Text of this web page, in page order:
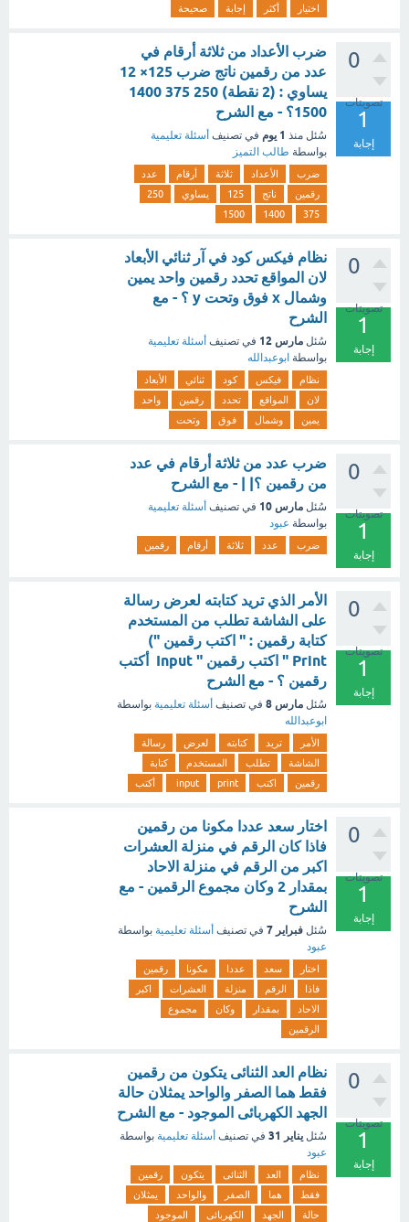
اختيار
أكثر إجابة صحيحة
0
تصويتات
1
إجابة
ضرب الأعداد من ثلاثة أرقام في
عدد من رقمين ناتج ضرب 125× 12
يساوي : (2 نقطة) 250 375 1400
1500؟ - مع الشرح
سُئل منذ 1 يوم في تصنيف أسئلة تعليمية
بواسطة طالب التميز
ضرب الأعداد ثلاثة أرقام
عدد
رقمين
ناتج 125 يساوي
250
375
1400
1500
0
تصويتات
1
إجابة
نظام فيكس كود في آر ثنائي الأبعاد
لان المواقع تحدد رقمين واحد يمين
وشمال x فوق وتحت y ؟ - مع
الشرح
سُئل مارس 12 في تصنيف أسئلة تعليمية
بواسطة ابوعبدالله
نظام فيكس كود ثنائي
الأبعاد
لان
المواقع تحدد رقمين
واحد
يمين
وشمال فوق وتحت
0
تصويتات
1
إجابة
ضرب عدد من ثلاثة أرقام في عدد
من رقمين ؟| | - مع الشرح
سُئل مارس 10 في تصنيف أسئلة تعليمية
بواسطة عبود
ضرب عدد ثلاثة أرقام رقمين
0
تصويتات
1
إجابة
الأمر الذي تريد كتابته لعرض رسالة
على الشاشة تطلب من المستخدم
كتابة رقمين : " اكتب رقمين ")
Print " اكتب رقمين " Input أكتب
رقمين ؟ - مع الشرح
سُئل مارس 8 في تصنيف أسئلة تعليمية بواسطة
ابوعبدالله
الأمر تريد كتابته لعرض
رسالة
الشاشة
تطلب المستخدم
كتابة
رقمين
اكتب print
input أكتب
0
تصويتات
1
إجابة
اختار سعد عددا مكونا من رقمين
فاذا كان الرقم في منزلة العشرات
اكبر من الرقم في منزلة الاحاد
بمقدار 2 وكان مجموع الرقمين - مع
الشرح
سُئل فبراير 7 في تصنيف أسئلة تعليمية بواسطة
عبود
اختار سعد عددا مكونا
رقمين
فاذا
الرقم منزلة العشرات
اكبر
الاحاد
بمقدار وكان
مجموع
الرقمين
0
تصويتات
1
إجابة
نظام العد الثنائى يتكون من رقمين
فقط هما الصفر والواحد يمثلان حالة
الجهد الكهربائى الموجود - مع الشرح
سُئل يناير 31 في تصنيف أسئلة تعليمية بواسطة
عبود
نظام العد الثنائى يتكون
رقمين
فقط
هما الصفر والواحد
يمثلان
حالة
الجهد الكهربائى الموجود